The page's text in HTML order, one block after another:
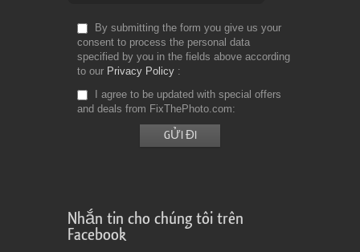
By submitting the form you give us your
consent to process the personal data
specified by you in the fields above according
to our Privacy Policy
I agree to be updated with special offers
and deals from FixThePhoto.com
Nhắn tin cho chúng tôi trên
Facebook